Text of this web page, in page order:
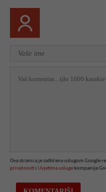
Ova stranica je zaštićena uslugom Google
privatnosti i Uvjetima usluge kompanije